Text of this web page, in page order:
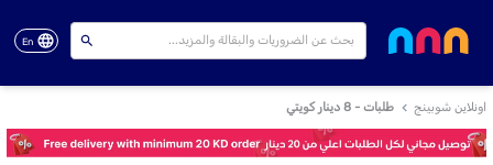
En
اونلاين شوبينج طلبات - 8 دينار كويتي